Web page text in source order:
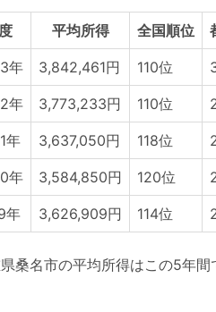
平均所得 全国順位
年 3,842,461円 110位
年 3,773,233円 110位
年 3,637,050円 118位
年 3,584,850円 120位
年 3,626,909円 114位
桑名市の平均所得はこの5年間